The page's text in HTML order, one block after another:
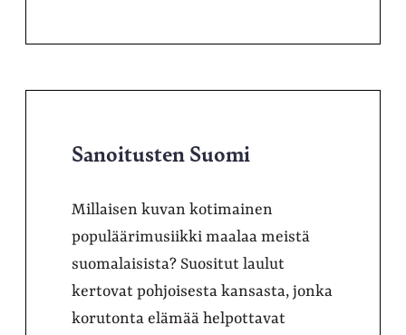
Sanoitusten Suomi
Millaisen kuvan kotimainen
populäärimusiikki maalaa meistä
suomalaisista? Suositut laulut
kertovat pohjoisesta kansasta, jonka
korutonta elämää helpottavat